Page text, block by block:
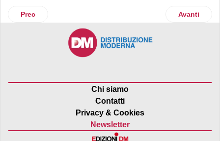
Articolo precedente: Comparto Beauty in crescita nel 2010
Prec Articolo
Avanti
Chi siamo
Contatti
Privacy & Cookies
Newsletter